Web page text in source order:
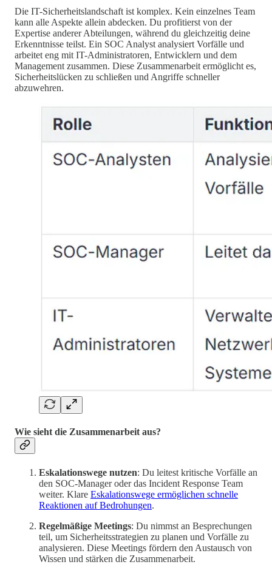
Die IT-Sicherheitslandschaft ist komplex. Kein einzelnes Team
kann alle Aspekte allein abdecken. Du profitierst von der
Expertise anderer Abteilungen, während du gleichzeitig deine
Erkenntnisse teilst. Ein SOC Analyst analysiert Vorfälle und
arbeitet eng mit IT-Administratoren, Entwicklern und dem
Management zusammen. Diese Zusammenarbeit ermöglicht es,
Sicherheitslücken zu schließen und Angriffe schneller
abzuwehren.
Wie sieht die Zusammenarbeit aus?
Eskalationswege nutzen: Du leitest kritische Vorfälle an
den SOC-Manager oder das Incident Response Team
weiter. Klare Eskalationswege ermöglichen schnelle
Reaktionen auf Bedrohungen.
Regelmäßige Meetings: Du nimmst an Besprechungen
teil, um Sicherheitsstrategien zu planen und Vorfälle zu
analysieren. Diese Meetings fördern den Austausch von
Wissen und stärken die Zusammenarbeit.